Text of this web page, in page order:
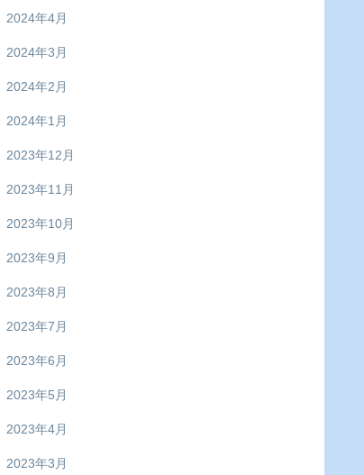
2024年4月
2024年3月
2024年2月
2024年1月
2023年12月
2023年11月
2023年10月
2023年9月
2023年8月
2023年7月
2023年6月
2023年5月
2023年4月
2023年3月